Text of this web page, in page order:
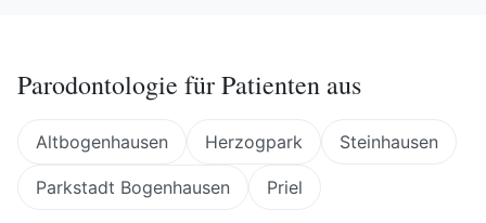
Parodontologie für Patienten aus
Altbogenhausen Herzogpark Steinhausen
Parkstadt Bogenhausen Priel